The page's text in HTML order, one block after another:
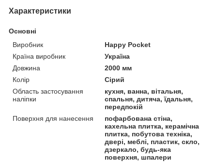
Характеристики
Основні
Виробник
Happy Pocket
Країна виробник
Україна
Довжина
2000 мм
Колір
Сірий
Область застосування
наліпки
кухня, ванна, вітальня,
спальня, дитяча, їдальня,
передпокій
Поверхня для нанесення
пофарбована стіна,
кахельна плитка, керамічна
плитка, побутова техніка,
двері, меблі, пластик, скло,
дзеркало, будь-яка
поверхня, шпалери